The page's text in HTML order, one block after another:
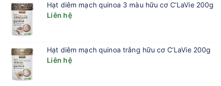
Hạt diêm mạch quinoa 3 màu hữu cơ C’LaVie 200g
Liên hệ
Hạt diêm mạch quinoa trắng hữu cơ C’LaVie 200g
Liên hệ